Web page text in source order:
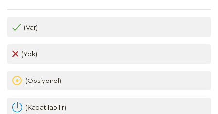
(Var)
(Yok)
(Opsiyonel)
(Kapatılabilir)